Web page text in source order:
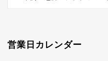
営業日カレンダー